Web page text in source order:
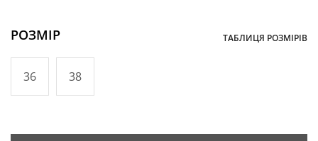
РОЗМІР ТАБЛИЦЯ РОЗМІРІВ
36 38